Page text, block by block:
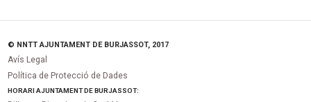
© NNTT AJUNTAMENT DE BURJASSOT, 2017
Avís Legal
Política de Protecció de Dades
HORARI AJUNTAMENT DE BURJASSOT: